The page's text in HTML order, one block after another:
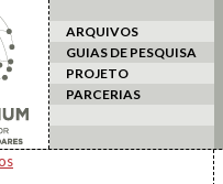
ARQUIVOS
GUIAS DE PESQUISA
PROJETO
PARCERIAS